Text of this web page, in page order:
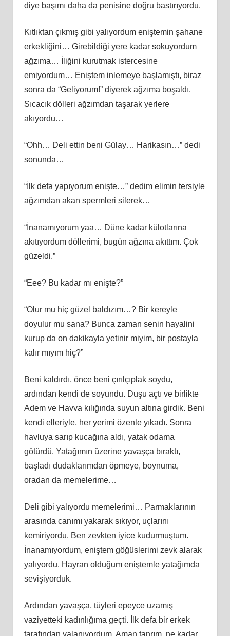
diye başımı daha da penisine doğru bastırıyordu.
Kıtlıktan çıkmış gibi yalıyordum eniştemin şahane
erkekliğini… Girebildiği yere kadar sokuyordum
ağzıma… İliğini kurutmak istercesine
emiyordum… Eniştem inlemeye başlamıştı, biraz
sonra da “Geliyorum!” diyerek ağzıma boşaldı.
Sıcacık dölleri ağzımdan taşarak yerlere
akıyordu…
“Ohh… Deli ettin beni Gülay… Harikasın…” dedi
sonunda…
“İlk defa yapıyorum enişte…” dedim elimin tersiyle
ağzımdan akan spermleri silerek…
“İnanamıyorum yaa… Düne kadar külotlarına
akıtıyordum döllerimi, bugün ağzına akıttım. Çok
güzeldi.”
“Eee? Bu kadar mı enişte?”
“Olur mu hiç güzel baldızım…? Bir kereyle
doyulur mu sana? Bunca zaman senin hayalini
kurup da on dakikayla yetinir miyim, bir postayla
kalır mıyım hiç?”
Beni kaldırdı, önce beni çırılçıplak soydu,
ardından kendi de soyundu. Duşu açtı ve birlikte
Adem ve Havva kılığında suyun altına girdik. Beni
kendi elleriyle, her yerimi özenle yıkadı. Sonra
havluya sarıp kucağına aldı, yatak odama
götürdü. Yatağımın üzerine yavaşça bıraktı,
başladı dudaklarımdan öpmeye, boynuma,
oradan da memelerime…
Deli gibi yalıyordu memelerimi… Parmaklarının
arasında canımı yakarak sıkıyor, uçlarını
kemiriyordu. Ben zevkten iyice kudurmuştum.
İnanamıyordum, eniştem göğüslerimi zevk alarak
yalıyordu. Hayran olduğum eniştemle yatağımda
sevişiyorduk.
Ardından yavaşça, tüyleri epeyce uzamış
vaziyetteki kadınlığıma geçti. İlk defa bir erkek
tarafından yalanıyordum. Aman tanrım, ne kadar